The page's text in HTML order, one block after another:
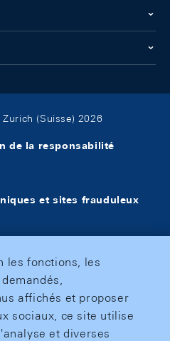
(Suisse) 2026
de la responsabilité
et sites frauduleux
les fonctions, les
affichés et proposer
sociaux, ce site utilise
et diverses